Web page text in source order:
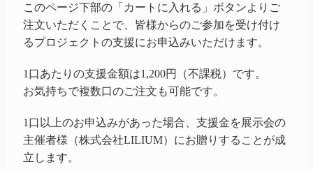
このページ下部の「カートに入れる」ボタンよりご
注文いただくことで、皆様からのご参加を受け付け
るプロジェクトの支援にお申込みいただけます。
1口あたりの支援金額は1,200円（不課税）です。
お気持ちで複数口のご注文も可能です。
1口以上のお申込みがあった場合、支援金を展示会の
主催者様（株式会社LILIUM）にお贈りすることが成
立します。